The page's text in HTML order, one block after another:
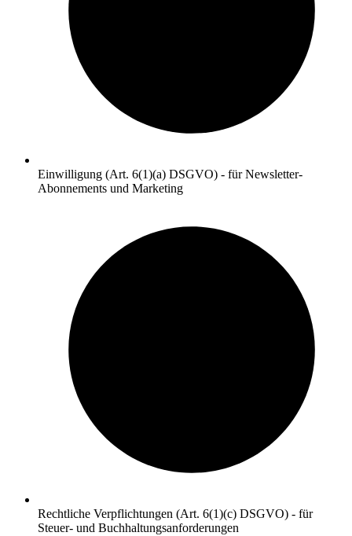
Einwilligung (Art. 6(1)(a) DSGVO) - für Newsletter-
Abonnements und Marketing
Rechtliche Verpflichtungen (Art. 6(1)(c) DSGVO) - für
Steuer- und Buchhaltungsanforderungen